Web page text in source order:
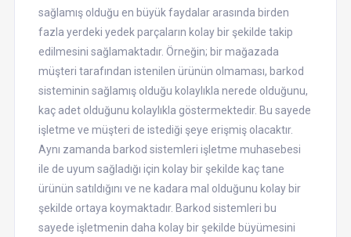
sağlamış olduğu en büyük faydalar arasında birden
fazla yerdeki yedek parçaların kolay bir şekilde takip
edilmesini sağlamaktadır. Örneğin; bir mağazada
müşteri tarafından istenilen ürünün olmaması, barkod
sisteminin sağlamış olduğu kolaylıkla nerede olduğunu,
kaç adet olduğunu kolaylıkla göstermektedir. Bu sayede
işletme ve müşteri de istediği şeye erişmiş olacaktır.
Aynı zamanda barkod sistemleri işletme muhasebesi
ile de uyum sağladığı için kolay bir şekilde kaç tane
ürünün satıldığını ve ne kadara mal olduğunu kolay bir
şekilde ortaya koymaktadır. Barkod sistemleri bu
sayede işletmenin daha kolay bir şekilde büyümesini